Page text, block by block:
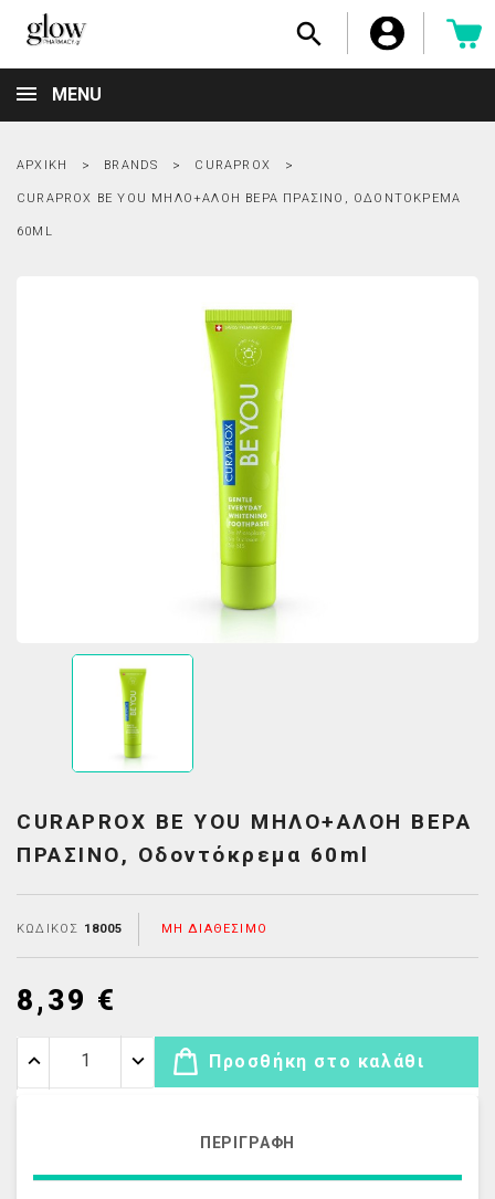

MENU
ΑΡΧΙΚΉ BRANDS CURAPROX
CURAPROX BE YOU ΜΗΛΟ+ΑΛΟΗ ΒΕΡΑ ΠΡΑΣΙΝΟ, ΟΔΟΝΤΌΚΡΕΜΑ
60ML
CURAPROX BE YOU ΜΗΛΟ+ΑΛΟΗ ΒΕΡΑ
ΠΡΑΣΙΝΟ, Οδοντόκρεμα 60ml
ΚΩΔΙΚΌΣ 18005 ΜΗ ΔΙΑΘΈΣΙΜΟ
8,39 €
Προσθήκη στο καλάθι
ΠΕΡΙΓΡΑΦΉ